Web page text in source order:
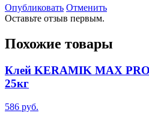
Опубликовать Отменить
Оставьте отзыв первым.
Похожие товары
Клей KERAMIK MAX PRO
25кг
586 руб.